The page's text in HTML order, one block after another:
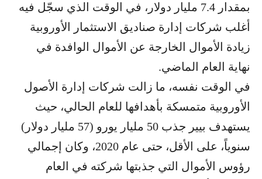
بمقدار 7.4 مليار دولار، في الوقت الذي سجّل فيه
أغلب شركات إدارة صناديق الاستثمار الأوروبية
زيادة الأموال الخارجة عن الأموال الوافدة في
نهاية العام الماضي.
في الوقت نفسه، ما زالت شركات إدارة الأصول
الأوروبية متمسكة بأهدافها للعام الحالي، حيث
يستهدف بيير جذب 50 مليار يورو (57 مليار دولار)
سنوياً، على الأقل، حتى عام 2020، وكان إجمالي
رؤوس الأموال التي جذبتها شركته في العام